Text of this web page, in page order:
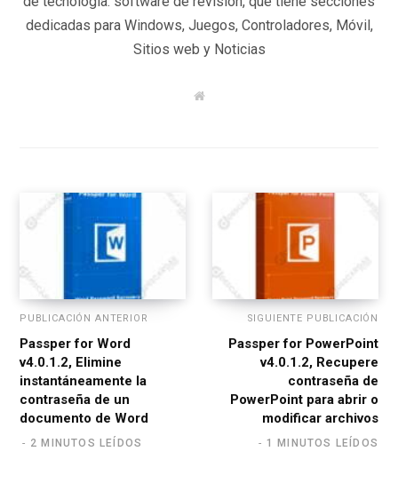
dedicadas para Windows, Juegos, Controladores, Móvil,
Sitios web y Noticias
W
PUBLICACIÓN ANTERIOR
Passper for Word
v4.0.1.2, Elimine
instantáneamente la
contraseña de un
documento de Word
2 MINUTOS LEÍDOS
SIGUIENTE PUBLICACIÓN
Passper for PowerPoint
v4.0.1.2, Recupere
contraseña de
PowerPoint para abrir o
modificar archivos
1 MINUTOS LEÍDOS